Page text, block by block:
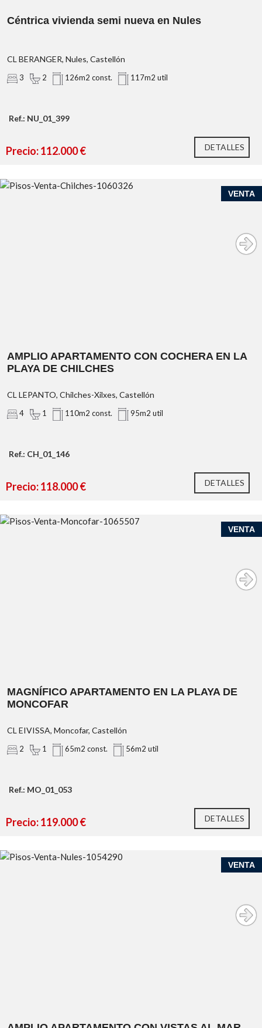
Céntrica vivienda semi nueva en Nules
CL BERANGER, Nules, Castellón
3 2 126m2 const. 117m2 util
Ref.: NU_01_399
Precio: 112.000 € DETALLES
VENTA
AMPLIO APARTAMENTO CON COCHERA EN LA
PLAYA DE CHILCHES
CL LEPANTO, Chilches-Xilxes, Castellón
4 1 110m2 const. 95m2 util
Ref.: CH_01_146
Precio: 118.000 € DETALLES
VENTA
MAGNÍFICO APARTAMENTO EN LA PLAYA DE
MONCOFAR
CL EIVISSA, Moncofar, Castellón
2 1 65m2 const. 56m2 util
Ref.: MO_01_053
Precio: 119.000 € DETALLES
VENTA